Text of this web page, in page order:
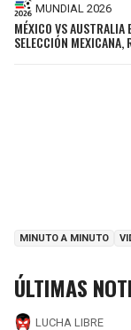
MUNDIAL 2026
MÉXICO VS AUSTRALIA
SELECCIÓN
MINUTO A MINUTO
ÚLTIMAS
LUCHA LIBRE